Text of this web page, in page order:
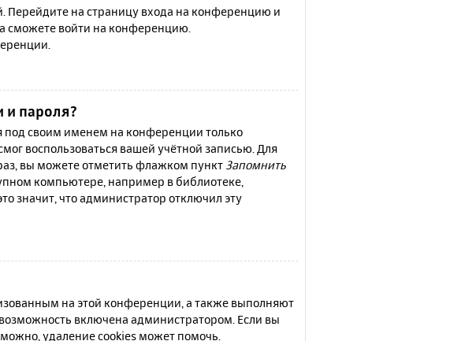
Перейдите на страницу входа на конференцию и
сможете войти на конференцию.
и пароля?
под своим именем на конференции только
воспользоваться вашей учётной записью. Для
вы можете отметить флажком пункт Запомнить
компьютере, например в библиотеке,
значит, что администратор отключил эту
на этой конференции, а также выполняют
включена администратором. Если вы
удаление cookies может помочь.